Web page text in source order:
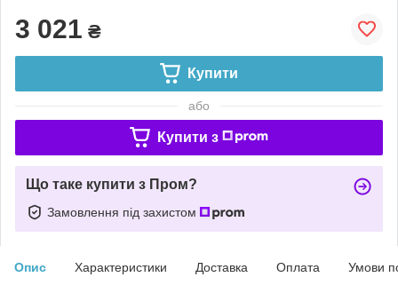
3 021 ₴
Купити
або
Купити з
Що таке купити з Пром?
Замовлення під захистом
Опис Характеристики Доставка Оплата Умови